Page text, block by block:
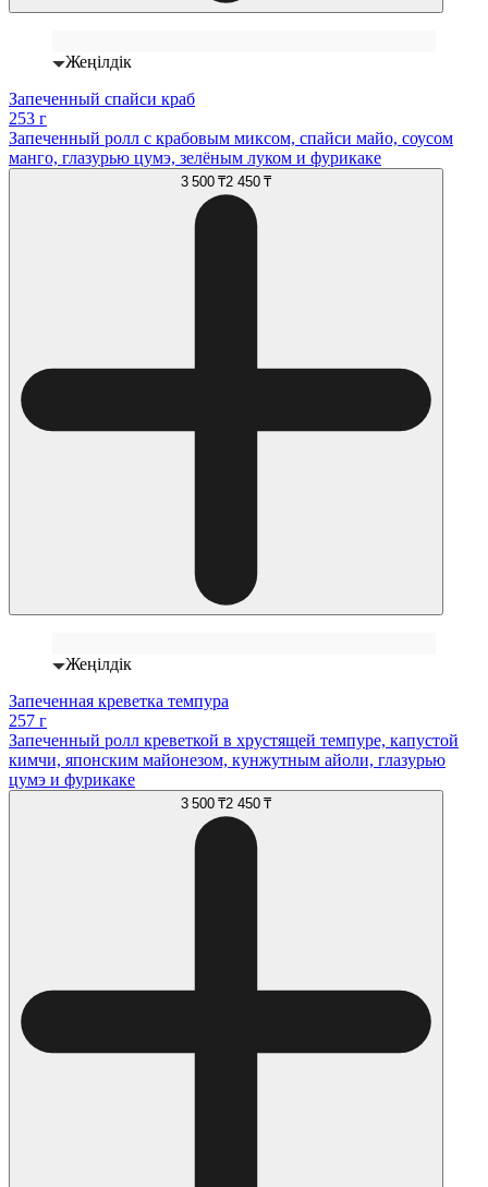
Жеңілдік
Запеченный спайси краб
253 г
Запеченный ролл с крабовым миксом, спайси майо, соусом
манго, глазурью цумэ, зелёным луком и фурикаке
3 500 ₸2 450 ₸
Жеңілдік
Запеченная креветка темпура
257 г
Запеченный ролл креветкой в хрустящей темпуре, капустой
кимчи, японским майонезом, кунжутным айоли, глазурью
цумэ и фурикаке
3 500 ₸2 450 ₸